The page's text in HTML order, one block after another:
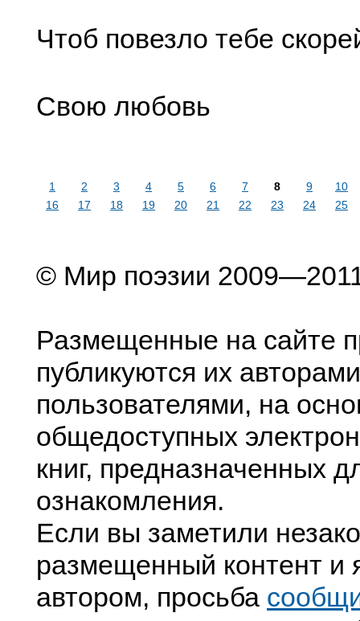
Чтоб повезло тебе
Свою любовь
1 2 3 4 5 6 7 8 9
10
16
17 18 19 20 21 22 23 24 25
© Мир поэзии
Размещенные на сайте
публикуются их
пользователями, на
общедоступных
книг, предназначенных
ознакомления.
Если вы заметили
размещенный контент и
автором, просьба